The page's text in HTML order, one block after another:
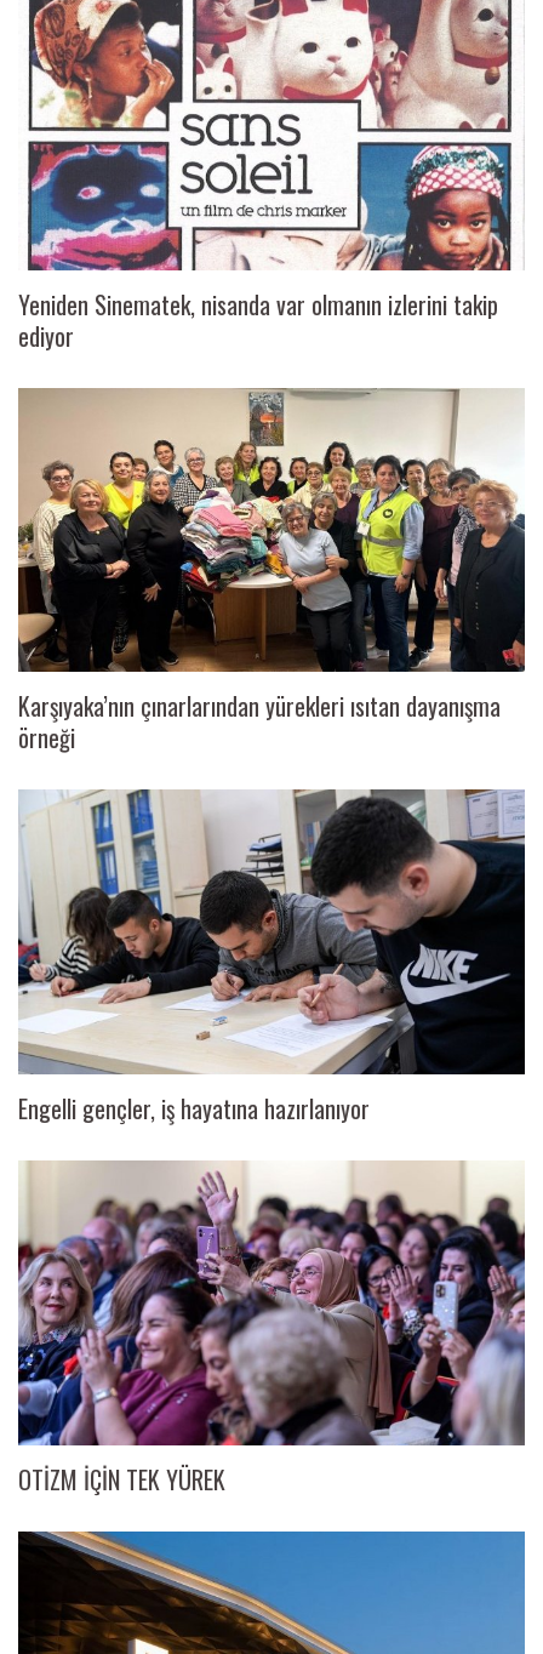
Yeniden Sinematek, nisanda var olmanın izlerini takip
ediyor
Karşıyaka’nın çınarlarından yürekleri ısıtan dayanışma
örneği
Engelli gençler, iş hayatına hazırlanıyor
OTİZM İÇİN TEK YÜREK